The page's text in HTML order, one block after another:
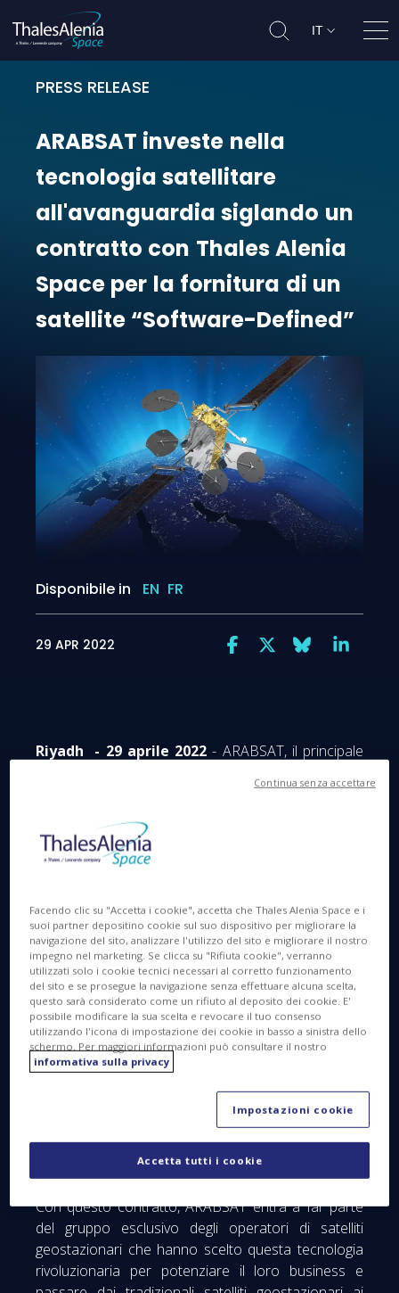
IT
PRESS RELEASE
ARABSAT investe nella
ARABSAT investe nella
tecnologia satellitare
all'avanguardia siglando un
contratto con ThalesAlenia
Space per la fornitura di un
satellite “Software-Defined”
Disponibile in EN FR
29 APR 2022
Riyadh - 29 aprile 2022 - ARABSAT, il principale
Thales Alenia Space, la joint venture Thales (67%) e
realizzazione del satellite ARABSAT-7°, un satellite
“Software Defined”, interamente flessibile, basato
Con questo contratto, ARABSAT entra a far parte
del gruppo esclusivo degli operatori di satelliti
geostazionari che hanno scelto questa tecnologia
rivoluzionaria per potenziare il loro business e
Facendo clic su "Accetta i cookie", accetta che Thales Alenia Space e i
suoi partner depositino cookie sul suo dispositivo per migliorare la
navigazione del sito, analizzare l'utilizzo del sito e migliorare il nostro
impegno nel marketing. Se clicca su "Rifiuta cookie", verranno
utilizzati solo i cookie tecnici necessari al corretto funzionamento
del sito e se prosegue la navigazione senza effettuare alcuna scelta,
questo sarà considerato come un rifiuto al deposito dei cookie. E'
possibile modificare la sua scelta e revocare il tuo consenso
utilizzando l'icona di impostazione dei cookie in basso a sinistra dello
schermo. Per maggiori informazioni può consultare il nostro
informativa sulla privacy
Impostazioni cookie
Accetta tutti i cookie
Continua senza accettare